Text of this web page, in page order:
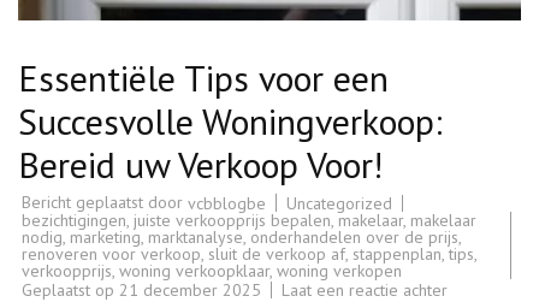
Essentiële Tips voor een
Succesvolle Woningverkoop:
Bereid uw Verkoop Voor!
Bericht geplaatst door vcbblogbe
Uncategorized
bezichtigingen, juiste verkoopprijs bepalen, makelaar, makelaar
nodig, marketing, marktanalyse, onderhandelen over de prijs,
renoveren voor verkoop, sluit de verkoop af, stappenplan,tips,
verkoopprijs, woning verkoopklaar, woning verkopen
Geplaatst op 21 december 2025 Laat een reactie achterop